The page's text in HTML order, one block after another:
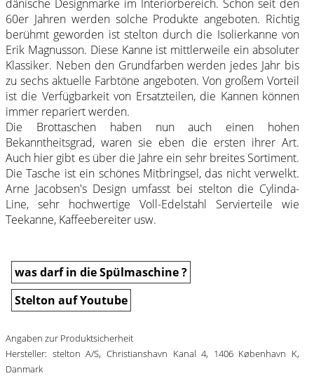
dänische Designmarke im Interiorbereich. Schon seit den
60er Jahren werden solche Produkte angeboten. Richtig
berühmt geworden ist stelton durch die Isolierkanne von
Erik Magnusson. Diese Kanne ist mittlerweile ein absoluter
Klassiker. Neben den Grundfarben werden jedes Jahr bis
zu sechs aktuelle Farbtöne angeboten. Von großem Vorteil
ist die Verfügbarkeit von Ersatzteilen, die Kannen können
immer repariert werden.
Die Brottaschen haben nun auch einen hohen
Bekanntheitsgrad, waren sie eben die ersten ihrer Art.
Auch hier gibt es über die Jahre ein sehr breites Sortiment.
Die Tasche ist ein schönes Mitbringsel, das nicht verwelkt.
Arne Jacobsen's Design umfasst bei stelton die Cylinda-
Line, sehr hochwertige Voll-Edelstahl Servierteile wie
Teekanne, Kaffeebereiter usw.
was darf in die Spülmaschine ?
Stelton auf Youtube
Angaben zur Produktsicherheit
Hersteller: stelton A/S, Christianshavn Kanal 4, 1406 København K,
Danmark